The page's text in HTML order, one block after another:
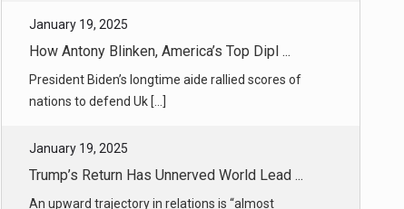
An upward trajectory in relations is “almost